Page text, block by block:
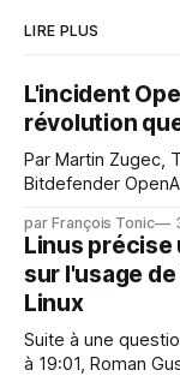
LIRE PLUS
L'incident
révolution
Par Martin Zugec,
Bitdefender OpenAI a révélé que ses propres modèles d'IA,
s'étaient
et avaient mené
Face. La réaction
par François Tonic
Linus précise
sur l'usage
Linux
Suite à une question d'un
à 19:01, Roman